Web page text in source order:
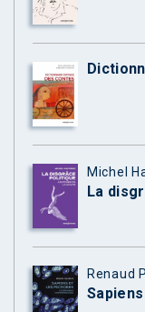
Michel
La
Renaud